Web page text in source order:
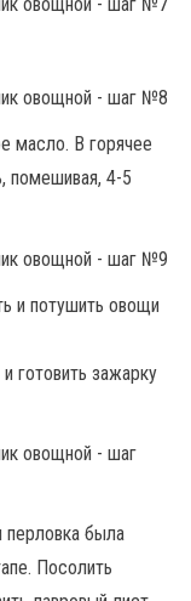
масло. В горячее
помешивая, 4-5
и потушить овощи
готовить зажарку
перловка была
Посолить